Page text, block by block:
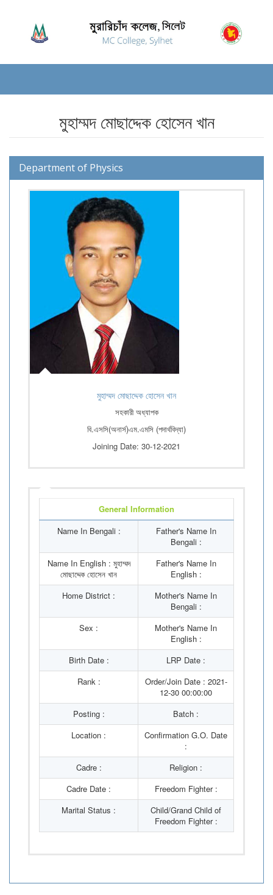
মুহাম্মদ মোছাদ্দেক হোসেন খান
Department of Physics
মুহাম্মদ মোছাদ্দেক হোসেন খান
সহকারী অধ্যাপক
বি.এসসি(অনার্স)এম.এমসি (পদার্থবিদ্যা)
Joining Date: 30-12-2021
General Information
Name In Bengali :
Father's Name In
Bengali :
Name In English : মুহাম্মদ
মোছাদ্দেক হোসেন খান
Father's Name In
English :
Home District :
Mother's Name In
Bengali :
Sex :
Mother's Name In
English :
Birth Date :
LRP Date :
Rank :
Order/Join Date : 2021-
12-30 00:00:00
Posting :
Batch :
Location :
Confirmation G.O. Date
:
Cadre :
Religion :
Cadre Date :
Freedom Fighter :
Marital Status :
Child/Grand Child of
Freedom Fighter :